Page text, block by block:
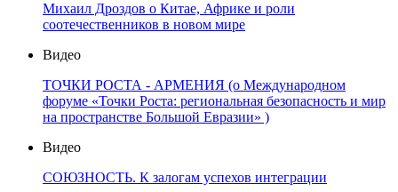
Михаил Дроздов о Китае, Африке и роли
соотечественников в новом мире
Видео
ТОЧКИ РОСТА - АРМЕНИЯ (о Международном
форуме «Точки Роста: региональная безопасность и мир
на пространстве Большой Евразии» )
Видео
СОЮЗНОСТЬ. К залогам успехов интеграции